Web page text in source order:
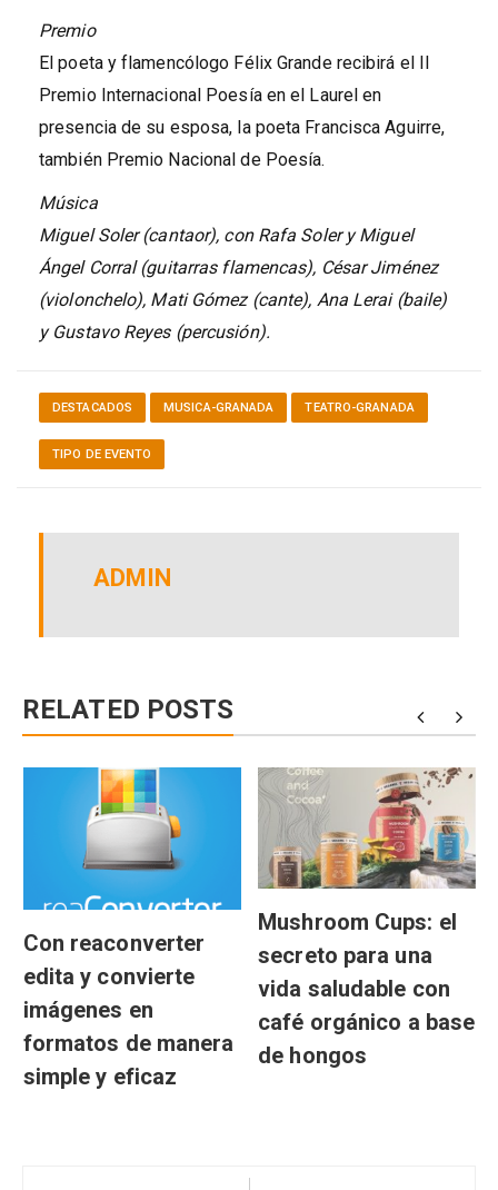
Premio
El poeta y flamencólogo Félix Grande recibirá el II
Premio Internacional Poesía en el Laurel en
presencia de su esposa, la poeta Francisca Aguirre,
también Premio Nacional de Poesía.
Música
Miguel Soler (cantaor), con Rafa Soler y Miguel
Ángel Corral (guitarras flamencas), César Jiménez
(violonchelo), Mati Gómez (cante), Ana Lerai (baile)
y Gustavo Reyes (percusión).
DESTACADOS MUSICA-GRANADA TEATRO-GRANADA
TIPO DE EVENTO
ADMIN
RELATED POSTS
Con reaconverter
edita y convierte
imágenes en
formatos de manera
simple y eficaz
Mushroom Cups: el
secreto para una
vida saludable con
café orgánico a base
de hongos